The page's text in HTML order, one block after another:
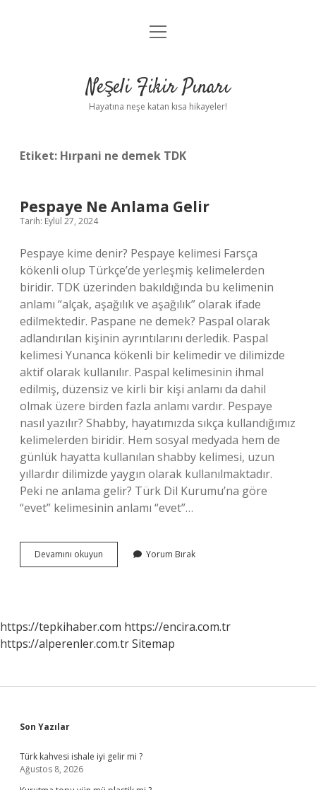
Anasayfa
Yasal Uyarı
menüyü
Neşeli Fikir Pınarı
Hayatına neşe katan kısa hikayeler!
Etiket: Hırpani ne demek TDK
Pespaye Ne Anlama Gelir
Tarih: Eylül 27, 2024
Pespaye kime denir? Pespaye kelimesi Farsça
kökenli olup Türkçe’de yerleşmiş kelimelerden
biridir. TDK üzerinden bakıldığında bu kelimenin
anlamı “alçak, aşağılık ve aşağılık” olarak ifade
edilmektedir. Paspane ne demek? Paspal olarak
adlandırılan kişinin ayrıntılarını derledik. Paspal
kelimesi Yunanca kökenli bir kelimedir ve dilimizde
aktif olarak kullanılır. Paspal kelimesinin ihmal
edilmiş, düzensiz ve kirli bir kişi anlamı da dahil
olmak üzere birden fazla anlamı vardır. Pespaye
nasıl yazılır? Shabby, hayatımızda sıkça kullandığımız
kelimelerden biridir. Hem sosyal medyada hem de
günlük hayatta kullanılan shabby kelimesi, uzun
yıllardır dilimizde yaygın olarak kullanılmaktadır.
Peki ne anlama gelir? Türk Dil Kurumu’na göre
“evet” kelimesinin anlamı “evet”…
Devamını okuyun Pespaye
Ne
Yorum Bırak
https://tepkihaber.com https://encira.com.tr
https://alperenler.com.trSitemap
Sidebar
Son Yazılar
Türk kahvesi ishale iyi gelir mi ?
Ağustos 8, 2026